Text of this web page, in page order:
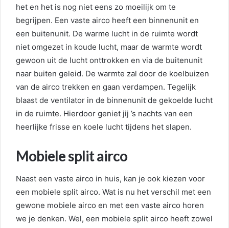
het en het is nog niet eens zo moeilijk om te
begrijpen. Een vaste airco heeft een binnenunit en
een buitenunit. De warme lucht in de ruimte wordt
niet omgezet in koude lucht, maar de warmte wordt
gewoon uit de lucht onttrokken en via de buitenunit
naar buiten geleid. De warmte zal door de koelbuizen
van de airco trekken en gaan verdampen. Tegelijk
blaast de ventilator in de binnenunit de gekoelde lucht
in de ruimte. Hierdoor geniet jij ’s nachts van een
heerlijke frisse en koele lucht tijdens het slapen.
Mobiele split airco
Naast een vaste airco in huis, kan je ook kiezen voor
een mobiele split airco. Wat is nu het verschil met een
gewone mobiele airco en met een vaste airco horen
we je denken. Wel, een mobiele split airco heeft zowel